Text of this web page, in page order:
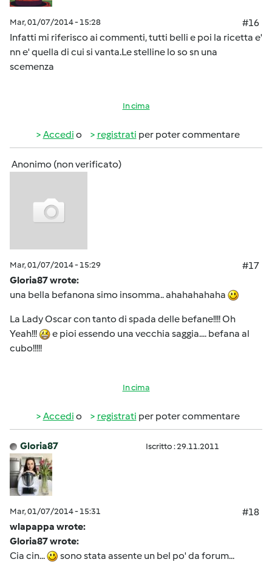
Mar, 01/07/2014 - 15:28
#16
Infatti mi riferisco ai commenti, tutti belli e poi la ricetta e'
nn e' quella di cui si vanta.Le stelline lo so sn una
scemenza
In cima
Accedi o registrati per poter commentare
Anonimo (non verificato)
Mar, 01/07/2014 - 15:29
#17
Gloria87 wrote:
una bella befanona simo insomma.. ahahahahaha
La Lady Oscar con tanto di spada delle befane!!!! Oh
Yeah!!!
e pioi essendo una vecchia saggia.... befana al
cubo!!!!!
In cima
Accedi o registrati per poter commentare
Gloria87 Iscritto : 29.11.2011
Mar, 01/07/2014 - 15:31
#18
wlapappa wrote:
Gloria87 wrote:
Cia cin...
sono stata assente un bel po' da forum...